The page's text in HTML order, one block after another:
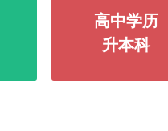
高中学历
升本科